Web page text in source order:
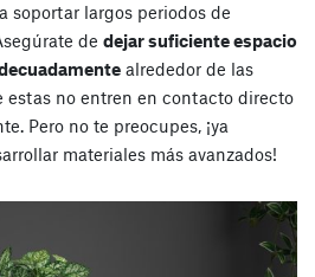
soportar largos periodos de
de dejar suficiente espacio
alrededor de las
estas no entren en contacto directo
Pero no te preocupes, ¡ya
materiales más avanzados!